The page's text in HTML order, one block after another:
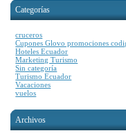
Categorías
cruceros
Cupones Glovo promociones
Hoteles Ecuador
Marketing Turismo
Sin categoría
Turismo Ecuador
Vacaciones
vuelos
Archivos